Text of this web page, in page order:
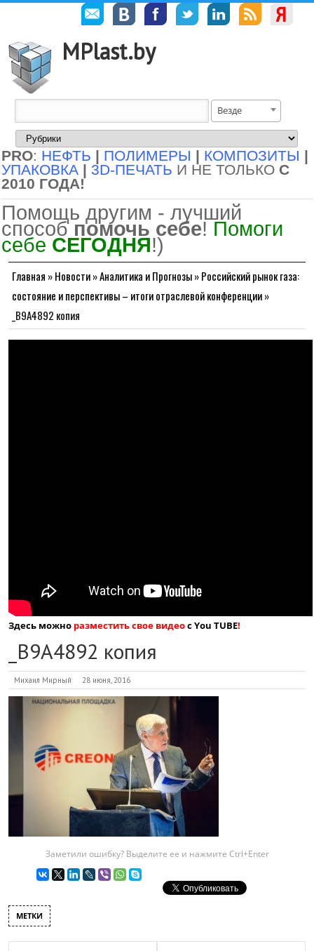
MPlast.by
Везде
PRO: НЕФТЬ | ПОЛИМЕРЫ | КОМПОЗИТЫ |
УПАКОВКА | 3D-ПЕЧАТЬ И НЕ ТОЛЬКО С
2010 ГОДА!
Помощь другим - лучший
способ помочь себе! Помоги
себе СЕГОДНЯ!)
Главная »Новости»Аналитика и Прогнозы»Российский рынок газа:
состояние и перспективы – итоги отраслевой конференции»
_B9A4892 копия
Здесь можно разместить свое видеос You TUBE!
_B9A4892 копия
Михаил Мирный 28 июня, 2016
Заметили ошибку? Выделите ее и нажмите Ctrl+Enter
МЕТКИ